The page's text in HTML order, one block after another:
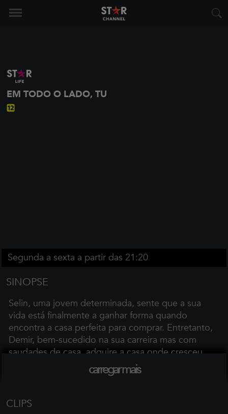
EM TODO O LADO, TU
Segunda a sexta a partir das 21:20
SINOPSE
Selin, uma jovem determinada, sente que a sua
vida está finalmente a ganhar forma quando
encontra a casa perfeita para comprar. Entretanto,
Demir, bem-sucedido na sua carreira mas com
saudades de casa, adquire a casa onde cresceu.
Rapidamente descobrem que compraram a
mesma casa — e que, devido a uma disputa
propriedade.
carregar mais
CLIPS